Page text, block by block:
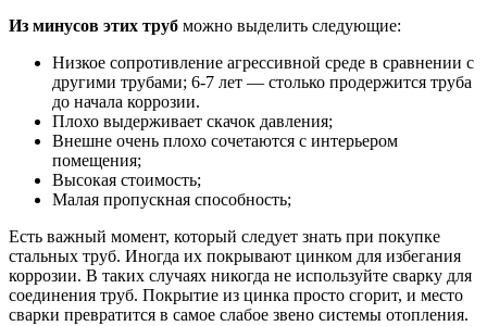
Из минусов этих труб можно выделить следующие:
Низкое сопротивление агрессивной среде в сравнении с
другими трубами; 6-7 лет — столько продержится труба
до начала коррозии.
Плохо выдерживает скачок давления;
Внешне очень плохо сочетаются с интерьером
помещения;
Высокая стоимость;
Малая пропускная способность;
Есть важный момент, который следует знать при покупке
стальных труб. Иногда их покрывают цинком для избегания
коррозии. В таких случаях никогда не используйте сварку для
соединения труб. Покрытие из цинка просто сгорит, и место
сварки превратится в самое слабое звено системы отопления.